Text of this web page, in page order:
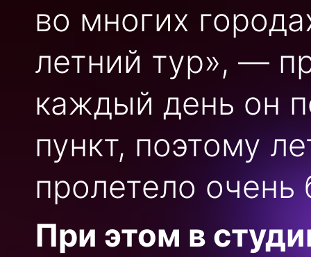
во многих
летний тур», —
каждый день он
пункт, поэтому
пролетело очень
При этом в